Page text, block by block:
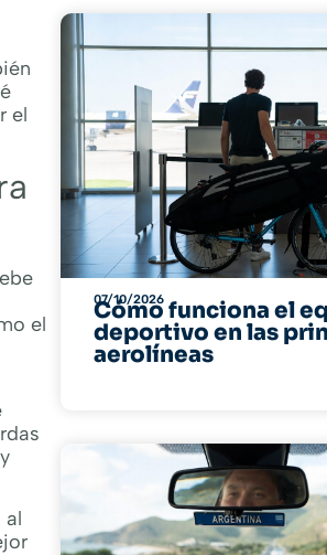
el
el
al
07/10/2026
Cómo funciona el
deportivo en las
aerolíneas